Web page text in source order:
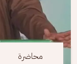
محاضرة